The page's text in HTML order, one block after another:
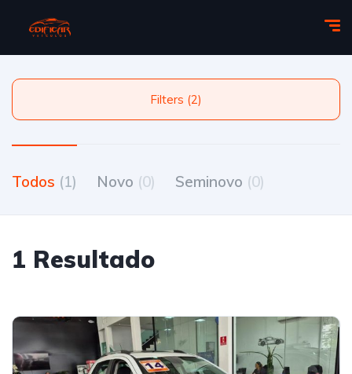
Filters (2)
Todos (1) Novo (0) Seminovo (0)
1 Resultado